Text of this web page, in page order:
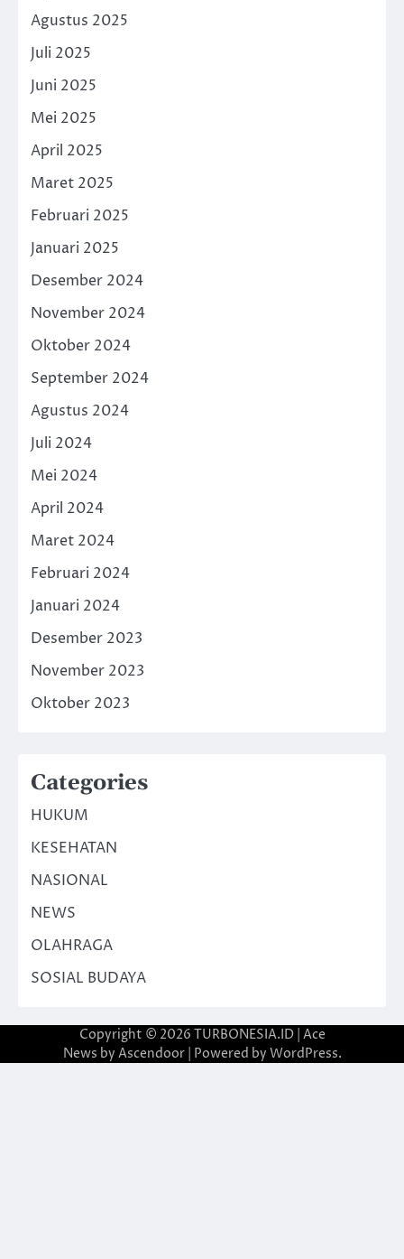
Agustus 2025
Juli 2025
Juni 2025
Mei 2025
April 2025
Maret 2025
Februari 2025
Januari 2025
Desember 2024
November 2024
Oktober 2024
September 2024
Agustus 2024
Juli 2024
Mei 2024
April 2024
Maret 2024
Februari 2024
Januari 2024
Desember 2023
November 2023
Oktober 2023
Categories
HUKUM
KESEHATAN
NASIONAL
NEWS
OLAHRAGA
SOSIAL BUDAYA
Copyright © 2026 TURBONESIA.ID| Ace
News by Ascendoor| Powered by WordPress.